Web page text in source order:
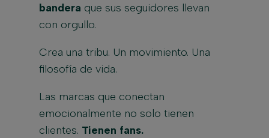
bandera que sus seguidores llevan
con orgullo.
Crea una tribu. Un movimiento. Una
filosofía de vida.
Las marcas que conectan
emocionalmente no solo tienen
clientes. Tienen fans.